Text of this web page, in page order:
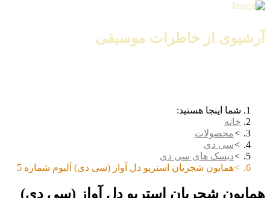
آرشیوی از خاطرات موسیقی
شما اینجا هستید:
خانه
محصولات
سی دی
دیسک های سی دی
همایون شجریان استریو دل آواز (سی دی) آلبوم شماره 5
همایون شجریان استریو دل آواز (سی دی)